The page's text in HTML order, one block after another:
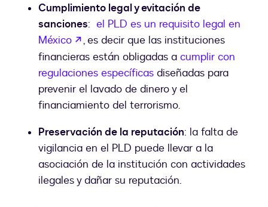
Cumplimiento legal y evitación de
sanciones: el PLD es un requisito legal en
México
abre em uma nova guia
, es decir que las instituciones
financieras están obligadas a cumplir con
regulaciones específicas diseñadas para
prevenir el lavado de dinero y el
financiamiento del terrorismo.
Preservación de la reputación: la falta de
vigilancia en el PLD puede llevar a la
asociación de la institución con actividades
ilegales y dañar su reputación.